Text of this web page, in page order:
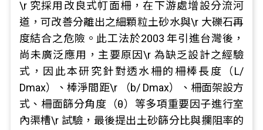
\r 究採用改良式帄面柵，在下游處增設分流河
道，可改善分離出之細顆粒土砂水與\r 大礫石再
度結合之危險。此工法於2003 年引進台灣後，
尚未廣泛應用，主要原因\r 為缺乏設計之經驗
式，因此本研究針對透水柵的柵棒長度（L/
Dmax）、棒淨間距\r （b/ Dmax）、柵面架設方
式、柵面篩分角度（θ）等多項重要因子進行室
內渠槽\r 試驗，最後提出土砂篩分比與攔阻率的